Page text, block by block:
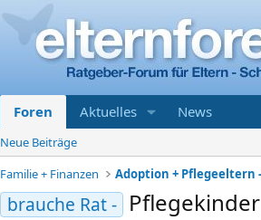
Foren Aktuelles News
Neue Beiträge
Familie + Finanzen
brauche Rat - Pflegekinder